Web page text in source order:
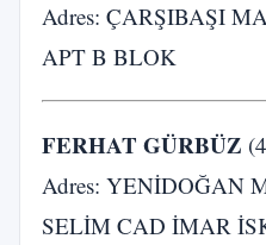
Adres: ÇARŞIBAŞI
APT B BLOK
FERHAT GÜRBÜZ
Adres: YENİDOĞAN
SELİM CAD İMAR